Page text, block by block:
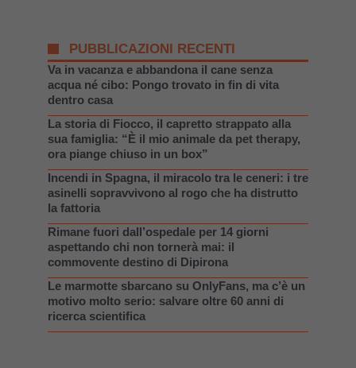
PUBBLICAZIONI RECENTI
Va in vacanza e abbandona il cane senza
acqua né cibo: Pongo trovato in fin di vita
dentro casa
La storia di Fiocco, il capretto strappato alla
sua famiglia: “È il mio animale da pet therapy,
ora piange chiuso in un box”
Incendi in Spagna, il miracolo tra le ceneri: i tre
asinelli sopravvivono al rogo che ha distrutto
la fattoria
Rimane fuori dall’ospedale per 14 giorni
aspettando chi non tornerà mai: il
commovente destino di Dipirona
Le marmotte sbarcano su OnlyFans, ma c’è un
motivo molto serio: salvare oltre 60 anni di
ricerca scientifica